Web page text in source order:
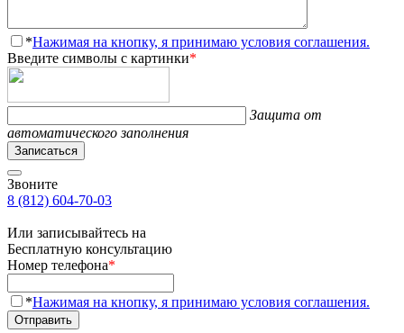
*Нажимая на кнопку, я принимаю условия соглашения.
Введите символы с картинки*
Защита от
автоматического заполнения
Записаться
Звоните
8 (812) 604-70-03
Или записывайтесь на
Бесплатную консультацию
Номер телефона*
*Нажимая на кнопку, я принимаю условия соглашения.
Отправить